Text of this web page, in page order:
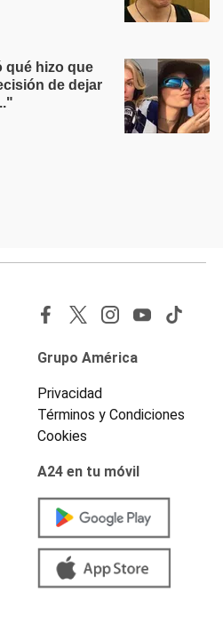
qué hizo que
de dejar
Grupo América
Privacidad
Términos y Condiciones
Cookies
A24 en tu móvil